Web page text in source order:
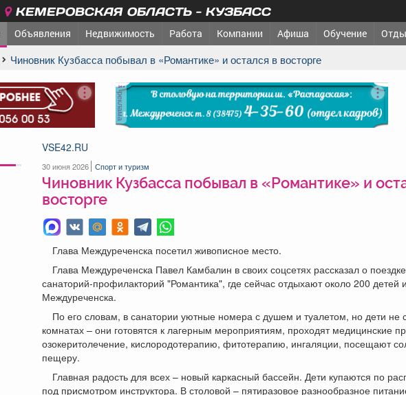
КЕМЕРОВСКАЯ ОБЛАСТЬ - КУЗБАСС
Объявления Недвижимость Работа Компании Афиша Обучение
Чиновник Кузбасса побывал в «Романтике» и остался в восторге
реклама
VSE42.RU
30 июня 2026 Спорт и туризм
Чиновник Кузбасса побывал в «Романтике» и
восторге
Глава Междуреченска посетил живописное место.
Глава Междуреченска Павел Камбалин в своих соцсетях рассказал о
санаторий-профилакторий "Романтика", где сейчас отдыхают около 200 детей
Междуреченска.
По его словам, в санатории уютные номера с душем и туалетом, но дети не
комнатах – они готовятся к лагерным мероприятиям, проходят медицинские
озокеритолечение, кислородотерапию, фитотерапию, ингаляции, посещают
пещеру.
Главная радость для всех – новый каркасный бассейн. Дети купаются по
под присмотром инструктора. В столовой – пятиразовое разнообразное